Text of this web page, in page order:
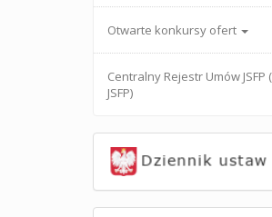
Otwarte konkursy ofert
Centralny Rejestr Umów JSFP
JSFP)